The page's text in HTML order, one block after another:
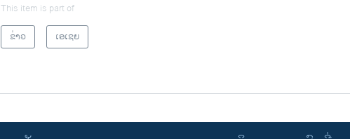
This item is part of
ຂ່າວ
ເອເຊຍ